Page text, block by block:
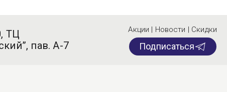
ТЦ
пав. А-7
Акции | Новости | Скидки
Подписаться